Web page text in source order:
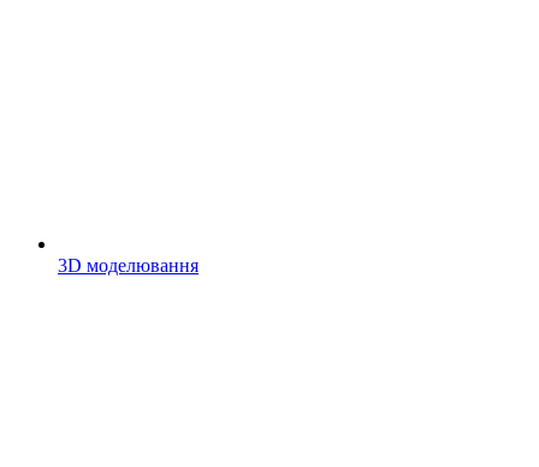
3D моделювання